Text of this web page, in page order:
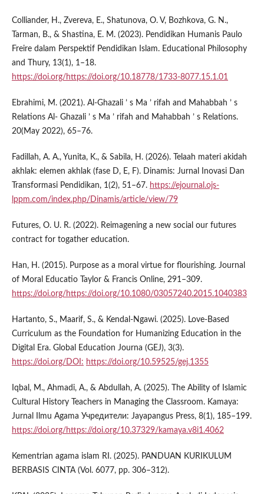
Colliander, H., Zvereva, E., Shatunova, O. V, Bozhkova, G. N.,
Tarman, B., & Shastina, E. M. (2023). Pendidikan Humanis Paulo
Freire dalam Perspektif Pendidikan Islam. Educational Philosophy
and Thury, 13(1), 1–18.
https://doi.org/https://doi.org/10.18778/1733-8077.15.1.01
Ebrahimi, M. (2021). Al-Ghazali ’ s Ma ’ rifah and Mahabbah ’ s
Relations Al- Ghazali ’ s Ma ’ rifah and Mahabbah ’ s Relations.
20(May 2022), 65–76.
Fadillah, A. A., Yunita, K., & Sabila, H. (2026). Telaah materi akidah
akhlak: elemen akhlak (fase D, E, F). Dinamis: Jurnal Inovasi Dan
Transformasi Pendidikan, 1(2), 51–67. https://ejournal.ojs-
lppm.com/index.php/Dinamis/article/view/79
Futures, O. U. R. (2022). Reimagening a new social our futures
contract for togather education.
Han, H. (2015). Purpose as a moral virtue for flourishing. Journal
of Moral Educatio Taylor & Francis Online, 291–309.
https://doi.org/https://doi.org/10.1080/03057240.2015.1040383
Hartanto, S., Maarif, S., & Kendal-Ngawi. (2025). Love-Based
Curriculum as the Foundation for Humanizing Education in the
Digital Era. Global Education Journa (GEJ), 3(3).
https://doi.org/DOI: https://doi.org/10.59525/gej.1355
Iqbal, M., Ahmadi, A., & Abdullah, A. (2025). The Ability of Islamic
Cultural History Teachers in Managing the Classroom. Kamaya:
Jurnal Ilmu Agama Учредители: Jayapangus Press, 8(1), 185–199.
https://doi.org/https://doi.org/10.37329/kamaya.v8i1.4062
Kementrian agama islam RI. (2025). PANDUAN KURIKULUM
BERBASIS CINTA (Vol. 6077, pp. 306–312).